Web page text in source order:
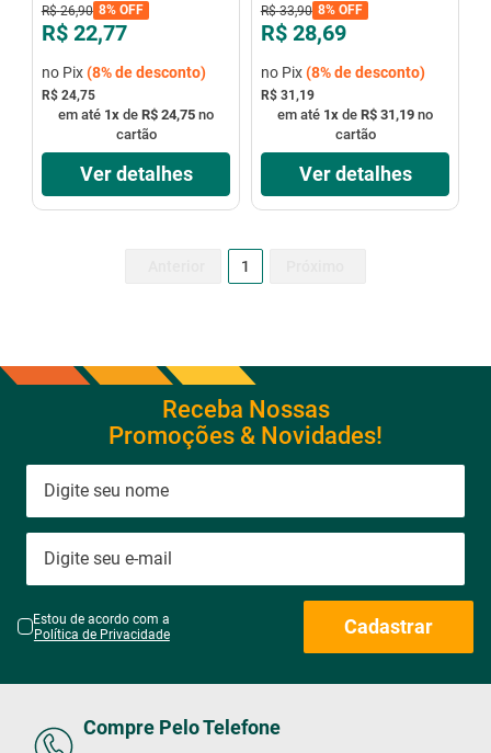
R$ 26,90 8%OFF
R$ 22,77
no Pix(8%de desconto)
R$ 24,75
em até 1x de R$ 24,75 no
cartão
Ver detalhes
R$ 33,90 8%OFF
R$ 28,69
no Pix(8%de desconto)
R$ 31,19
em até 1x de R$ 31,19 no
cartão
Ver detalhes
1
Receba Nossas
Promoções & Novidades!
Estou de acordo com a
Política de Privacidade
Cadastrar
Compre Pelo Telefone